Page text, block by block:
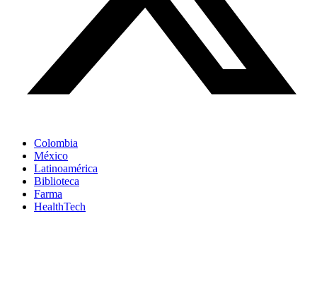
Colombia
México
Latinoamérica
Biblioteca
Farma
HealthTech